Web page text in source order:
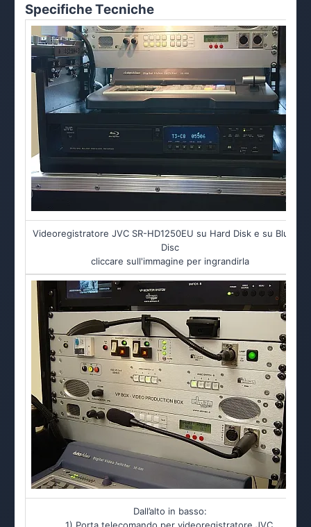
Specifiche Tecniche
Videoregistratore JVC SR-HD1250EU su Hard Disk e su Blu-Ray
Disc
cliccare sull'immagine per ingrandirla
Dall’alto in basso:
1) Porta telecomando per videoregistratore JVC.